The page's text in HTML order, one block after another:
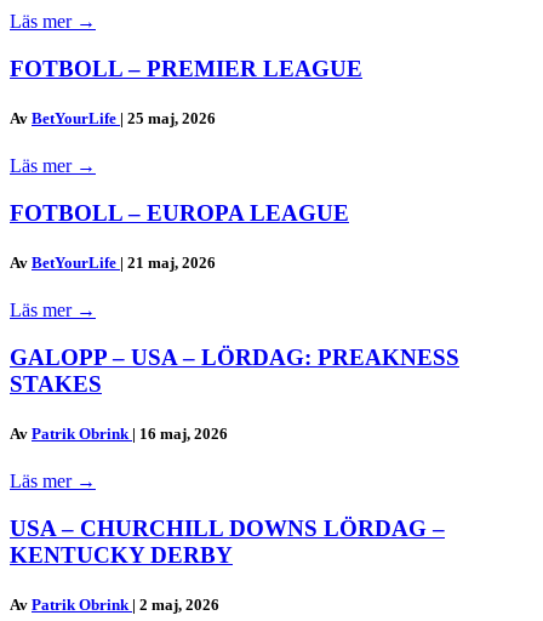
Läs mer →
FOTBOLL – PREMIER LEAGUE
Av BetYourLife | 25 maj, 2026
Läs mer →
FOTBOLL – EUROPA LEAGUE
Av BetYourLife | 21 maj, 2026
Läs mer →
GALOPP – USA – LÖRDAG: PREAKNESS
STAKES
Av Patrik Obrink | 16 maj, 2026
Läs mer →
USA – CHURCHILL DOWNS LÖRDAG –
KENTUCKY DERBY
Av Patrik Obrink | 2 maj, 2026